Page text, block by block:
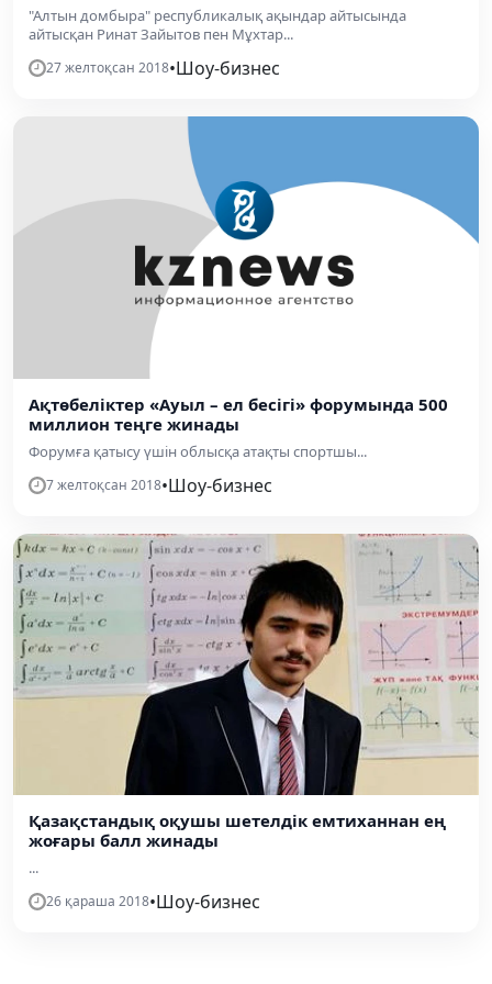
"Алтын домбыра" республикалық ақындар айтысында
айтысқан Ринат Зайытов пен Мұхтар...
27 желтоқсан 2018•Шоу-бизнес
Ақтөбеліктер «Ауыл – ел бесігі» форумында 500
миллион теңге жинады
Форумға қатысу үшін облысқа атақты спортшы...
7 желтоқсан 2018•Шоу-бизнес
Қазақстандық оқушы шетелдік емтиханнан ең
жоғары балл жинады
...
26 қараша 2018•Шоу-бизнес